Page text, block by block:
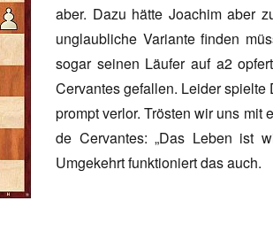
aber. Dazu hätte Joachim aber
unglaubliche Variante finden
sogar seinen Läufer auf a2
Cervantes gefallen. Leider spielte
prompt verlor. Trösten wir uns mit
de Cervantes: „Das Leben ist
Umgekehrt funktioniert das auch.